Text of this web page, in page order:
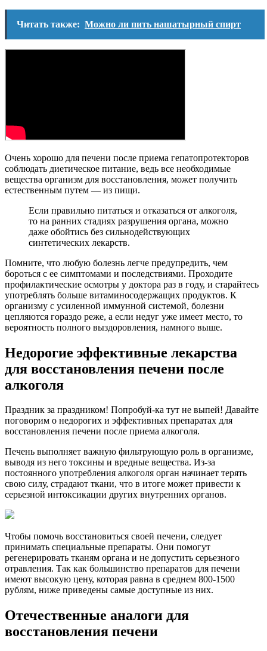
Читать также: Можно ли пить нашатырный спирт
Очень хорошо для печени после приема гепатопротекторов
соблюдать диетическое питание, ведь все необходимые
вещества организм для восстановления, может получить
естественным путем — из пищи.
Если правильно питаться и отказаться от алкоголя,
то на ранних стадиях разрушения органа, можно
даже обойтись без сильнодействующих
синтетических лекарств.
Помните, что любую болезнь легче предупредить, чем
бороться с ее симптомами и последствиями. Проходите
профилактические осмотры у доктора раз в году, и старайтесь
употреблять больше витаминосодержащих продуктов. К
организму с усиленной иммунной системой, болезни
цепляются гораздо реже, а если недуг уже имеет место, то
вероятность полного выздоровления, намного выше.
Недорогие эффективные лекарства
для восстановления печени после
алкоголя
Праздник за праздником! Попробуй-ка тут не выпей! Давайте
поговорим о недорогих и эффективных препаратах для
восстановления печени после приема алкоголя.
Печень выполняет важную фильтрующую роль в организме,
выводя из него токсины и вредные вещества. Из-за
постоянного употребления алкоголя орган начинает терять
свою силу, страдают ткани, что в итоге может привести к
серьезной интоксикации других внутренних органов.
Чтобы помочь восстановиться своей печени, следует
принимать специальные препараты. Они помогут
регенерировать тканям органа и не допустить серьезного
отравления. Так как большинство препаратов для печени
имеют высокую цену, которая равна в среднем 800-1500
рублям, ниже приведены самые доступные из них.
Отечественные аналоги для
восстановления печени